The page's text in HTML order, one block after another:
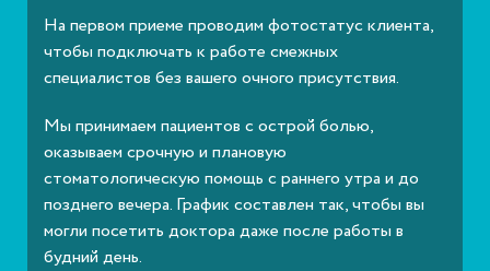
На первом приеме проводим фотостатус клиента,
чтобы подключать к работе смежных
специалистов без вашего очного присутствия.
Мы принимаем пациентов с острой болью,
оказываем срочную и плановую
стоматологическую помощь с раннего утра и до
позднего вечера. График составлен так, чтобы вы
могли посетить доктора даже после работы в
будний день.